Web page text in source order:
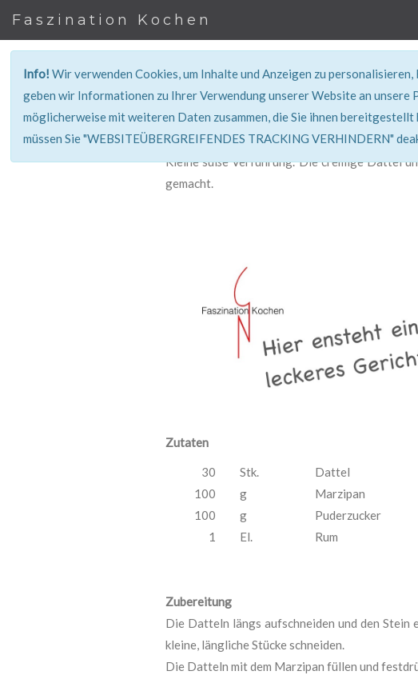
Faszination Kochen
Info!Wir verwenden Cookies, um Inhalte und Anzeigen zu
geben wir Informationen zu Ihrer Verwendung unserer Website an
möglicherweise mit weiteren Daten zusammen, die Sie ihnen
müssen Sie "WEBSITEÜBERGREIFENDES TRACKING VERHINDERN"
Kleine süße Verführung. Die crèmige Dattel
gemacht.
Zutaten
30 Stk.
Dattel
100
g
Marzipan
100
g
Puderzucker
1
El. Rum
Zubereitung
Die Datteln längs aufschneiden und den Stein
kleine, längliche Stücke schneiden.
Die Datteln mit dem Marzipan füllen und